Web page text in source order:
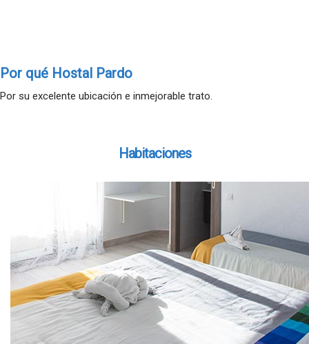
Por qué Hostal Pardo
Por su excelente ubicación e inmejorable trato.
Habitaciones